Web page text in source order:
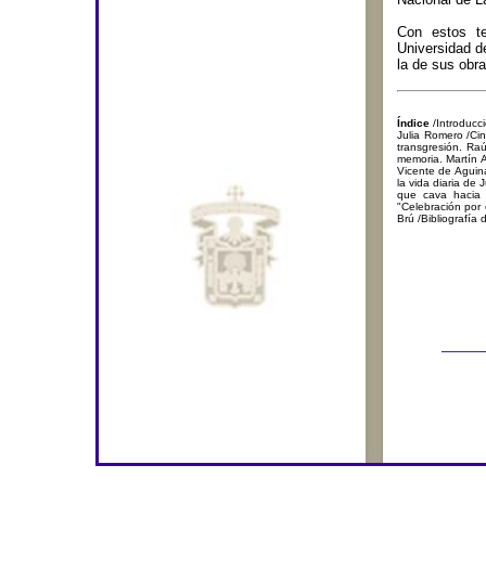
Con estos
Universidad
la de sus
Índice /
Julia Romero /
transgresión.
memoria. Martín
Vicente de
la vida diaria de
que cava hacia
"Celebración
Brú /Bibliografía